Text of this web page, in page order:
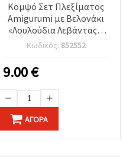
Κομψό Σετ Πλεξίματος
Amigurumi με Βελονάκι
«Λουλούδια Λεβάντας»,
60×45×50 mm, GZ2026 –
Χαλαρωτικό & Όμορφο
DIY Έργο Χειροτεχνίας,
Ιδανικό για Χειροποίητα
Δώρα και Διακόσμηση
Σπιτιού
Κωδικός: 852552
9.00€
ΑΓΟΡΆ